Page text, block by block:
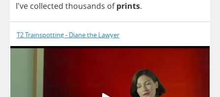
I've collected thousands of prints.
T2 Trainspotting - Diane the Lawyer